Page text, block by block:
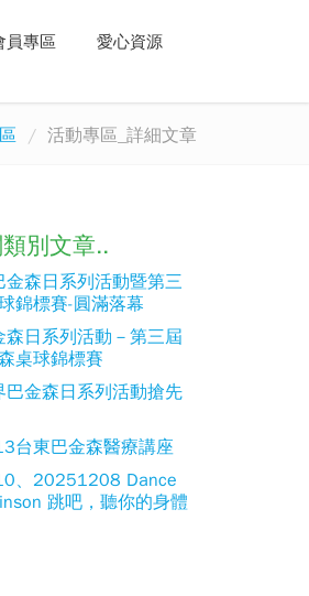
員專區 愛心資源
活動專區_詳細文章
別文章..
森日系列活動暨第三
錦標賽-圓滿落幕
日系列活動－第三屆
桌球錦標賽
金森日系列活動搶先
台東巴金森醫療講座
、20251208 Dance
跳吧，聽你的身體